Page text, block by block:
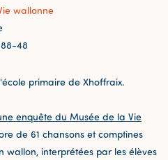
wallonne
48
primaire de Xhoffraix.
enquête du Musée de la Vie
de 61 chansons et comptines
wallon, interprétées par les élèves